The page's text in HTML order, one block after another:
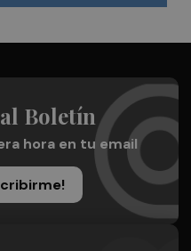
Boletín
hora en tu email